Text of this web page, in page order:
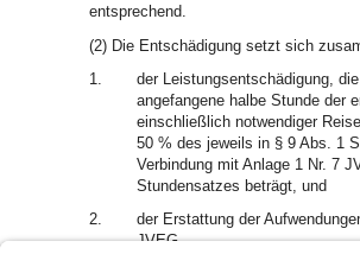
entsprechend.
(2) Die Entschädigung setzt sich
1.
der Leistungsentschädigung,
angefangene halbe Stunde der
einschließlich notwendiger
50 % des jeweils in § 9 Abs. 1
Verbindung mit Anlage 1 Nr. 7
Stundensatzes beträgt, und
2.
der Erstattung der
JVEG.